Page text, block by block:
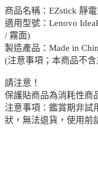
商品名稱：EZstick 靜
適用型號：Lenovo
/ 霧面)
製造產品：Made in
(注意事項；本商品不
請注意！
保護貼商品為消耗性商
注意事項：鑑賞期非試
狀，無法退貨，使用前